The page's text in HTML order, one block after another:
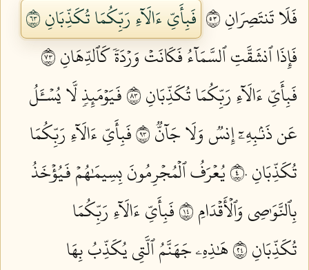
فَلَا تَنتَصِرَانِ ٣٥
فَبِأَيِّ ءَالَآءِ رَبِّكُمَا تُكَذِّبَانِ ٣٦
فَإِذَا ٱنشَقَّتِ ٱلسَّمَآءُ فَكَانَتۡ وَرۡدَةٗ كَٱلدِّهَانِ ٣٧
فَبِأَيِّ ءَالَآءِ رَبِّكُمَا تُكَذِّبَانِ ٣٨
فَيَوۡمَئِذٖ لَّا يُسۡـَٔلُ
عَن ذَنۢبِهِۦٓ إِنسٞ وَلَا جَآنّٞ ٣٩
فَبِأَيِّ ءَالَآءِ رَبِّكُمَا
تُكَذِّبَانِ ٤٠
يُعۡرَفُ ٱلۡمُجۡرِمُونَ بِسِيمَٰهُمۡ فَيُؤۡخَذُ
بِٱلنَّوَٰصِي وَٱلۡأَقۡدَامِ ٤١
فَبِأَيِّ ءَالَآءِ رَبِّكُمَا
تُكَذِّبَانِ ٤٢
هَٰذِهِۦ جَهَنَّمُ ٱلَّتِي يُكَذِّبُ بِهَا